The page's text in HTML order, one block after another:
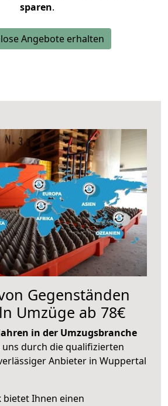
sparen.
Angebote erhalten
Gegenständen
Umzüge ab 78€
in der Umzugsbranche
durch die qualifizierten
Anbieter in Wuppertal
bietet Ihnen einen